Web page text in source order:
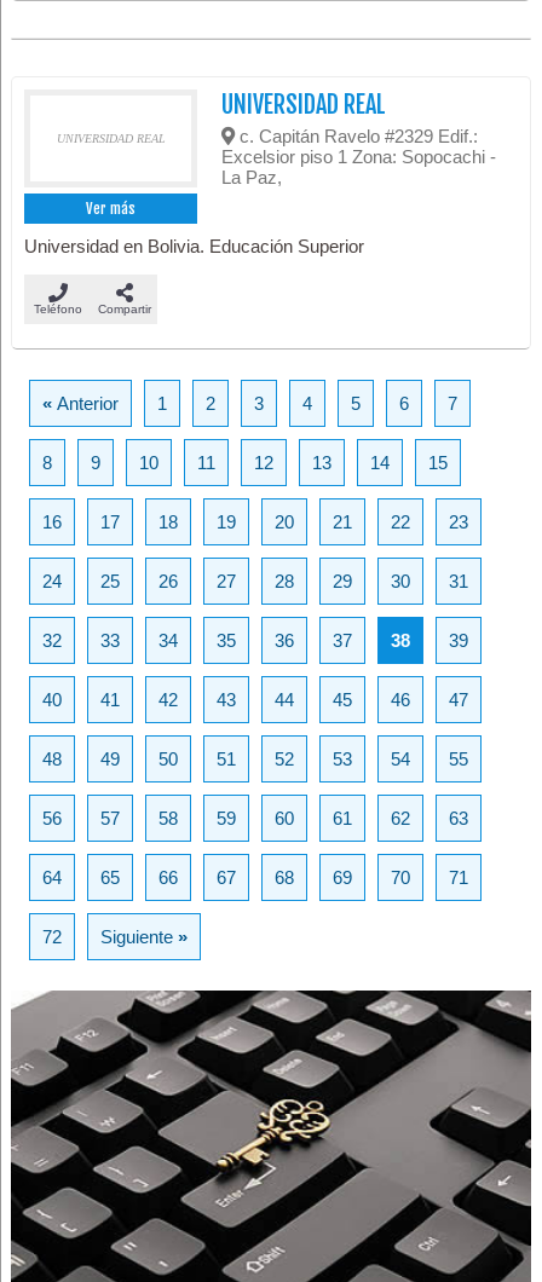
UNIVERSIDAD REAL
Ver más
UNIVERSIDAD REAL
c. Capitán Ravelo #2329 Edif.:
Excelsior piso 1 Zona: Sopocachi -
La Paz,
Universidad en Bolivia. Educación Superior
Teléfono Compartir
«Anterior 1 2 3 4 5 6 7
8 9 10 11 12 13 14 15
16 17 18 19 20 21 22 23
24 25 26 27 28 29 30 31
32 33 34 35 36 37 38 39
40 41 42 43 44 45 46 47
48 49 50 51 52 53 54 55
56 57 58 59 60 61 62 63
64 65 66 67 68 69 70 71
72 Siguiente»